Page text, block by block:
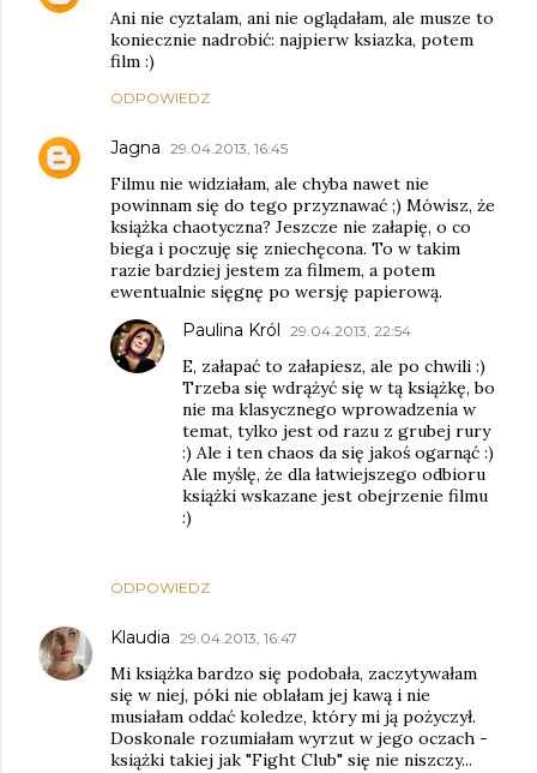
Ani nie cyztalam, ani nie oglądałam, ale musze to
koniecznie nadrobić: najpierw ksiazka, potem
film :)
ODPOWIEDZ
Jagna 29.04.2013, 16:45
Filmu nie widziałam, ale chyba nawet nie
powinnam się do tego przyznawać ;) Mówisz, że
książka chaotyczna? Jeszcze nie załapię, o co
biega i poczuję się zniechęcona. To w takim
razie bardziej jestem za filmem, a potem
ewentualnie sięgnę po wersję papierową.
ODPOWIEDZ
Paulina Król 29.04.2013, 22:54
E, załapać to załapiesz, ale po chwili :)
Trzeba się wdrążyć się w tą książkę, bo
nie ma klasycznego wprowadzenia w
temat, tylko jest od razu z grubej rury
:) Ale i ten chaos da się jakoś ogarnąć :)
Ale myślę, że dla łatwiejszego odbioru
książki wskazane jest obejrzenie filmu
:)
Klaudia 29.04.2013, 16:47
Mi książka bardzo się podobała, zaczytywałam
się w niej, póki nie oblałam jej kawą i nie
musiałam oddać koledze, który mi ją pożyczył.
Doskonale rozumiałam wyrzut w jego oczach -
książki takiej jak "Fight Club" się nie niszczy...